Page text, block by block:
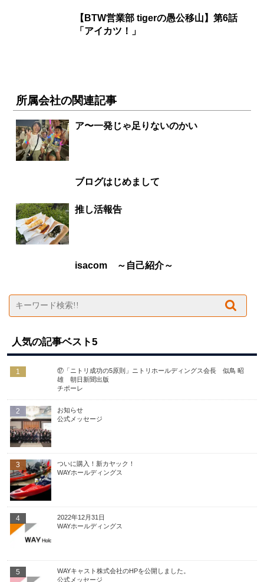
【BTW営業部 tigerの愚公移山】第6話
「アイカツ！」
所属会社の関連記事
ア〜一発じゃ足りないのかい
ブログはじめまして
推し活報告
isacom ～自己紹介～
人気の記事ベスト5
1
⑰「ニトリ成功の5原則」ニトリホールディングス会長 似鳥 昭
雄 朝日新聞出版
チポーレ
2
お知らせ
公式メッセージ
3
ついに購入！新カヤック！
WAYホールディングス
4
2022年12月31日
WAYホールディングス
5
WAYキャスト株式会社のHPを公開しました。
公式メッセージ